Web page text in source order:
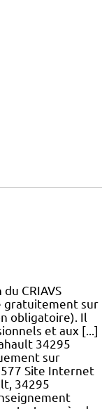
CRIAVS
gratuitement sur
obligatoire). Il
et aux [...]
34295
sur
Site Internet
34295